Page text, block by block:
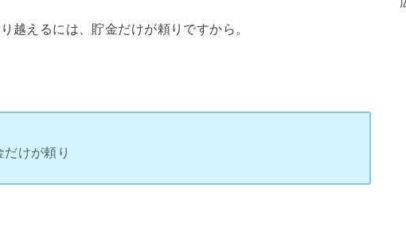
越えるには、貯金だけが頼りですから。
けが頼り